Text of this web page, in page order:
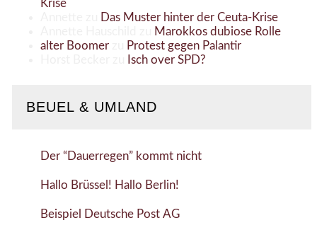
Krise
Das Muster hinter der Ceuta-Krise
Marokkos dubiose Rolle
alter Boomerzu
Protest gegen Palantir
Isch over SPD?
BEUEL & UMLAND
Der “Dauerregen” kommt nicht
Hallo Brüssel! Hallo Berlin!
Beispiel Deutsche Post AG